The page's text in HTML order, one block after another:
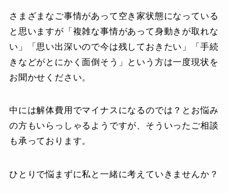
さまざまなご事情があって空き家状態になっている
と思いますが「複雑な事情があって身動きが取れな
い」「思い出深いので今は残しておきたい」「手続
きなどがとにかく面倒そう」という方は一度現状を
お聞かせください。
中には解体費用でマイナスになるのでは？とお悩み
の方もいらっしゃるようですが、そういったご相談
も承っております。
ひとりで悩まずに私と一緒に考えていきませんか？